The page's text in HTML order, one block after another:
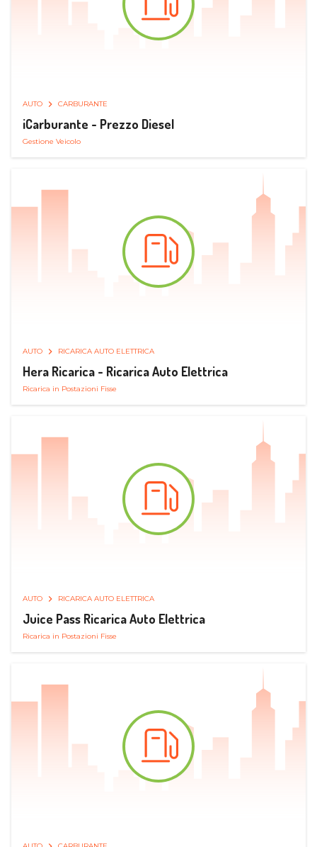
AUTO CARBURANTE
iCarburante - Prezzo Diesel
Gestione Veicolo
AUTO RICARICA AUTO ELETTRICA
Hera Ricarica - Ricarica Auto Elettrica
Ricarica in Postazioni Fisse
AUTO RICARICA AUTO ELETTRICA
Juice Pass Ricarica Auto Elettrica
Ricarica in Postazioni Fisse